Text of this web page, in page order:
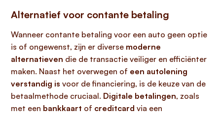
Alternatief voor contante betaling
Wanneer contante betaling voor een auto geen optie
is of ongewenst, zijn er diverse moderne
alternatieven die de transactie veiliger en efficiënter
maken. Naast het overwegen of een autolening
verstandig is voor de financiering, is de keuze van de
betaalmethode cruciaal. Digitale betalingen, zoals
met een bankkaart of creditcard via een